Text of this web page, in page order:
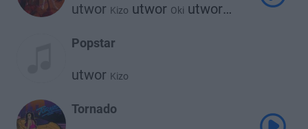
utwor Kizo utwor Oki utwor
Popstar
utwor Kizo
Tornado